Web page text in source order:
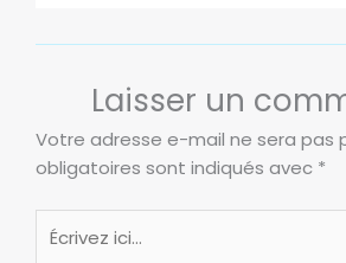
Laisser un
Votre adresse e-mail ne sera pas
obligatoires sont indiqués avec *
ici…